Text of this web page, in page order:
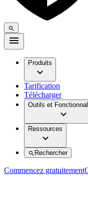
Produits
Tarification
Télécharger
Outils et
Ressources
Rechercher
Commencez gratuitement